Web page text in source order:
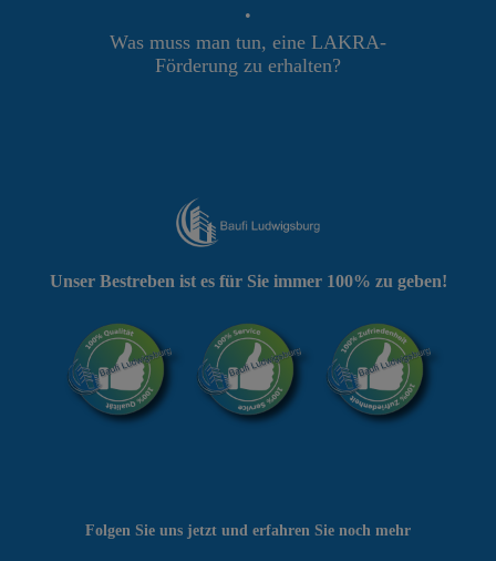
•
Was muss man tun, eine LAKRA-
Förderung zu erhalten?
Folgen Sie uns jetzt und erfahren Sie noch mehr
Unser Bestreben ist es für Sie immer 100% zu geben!